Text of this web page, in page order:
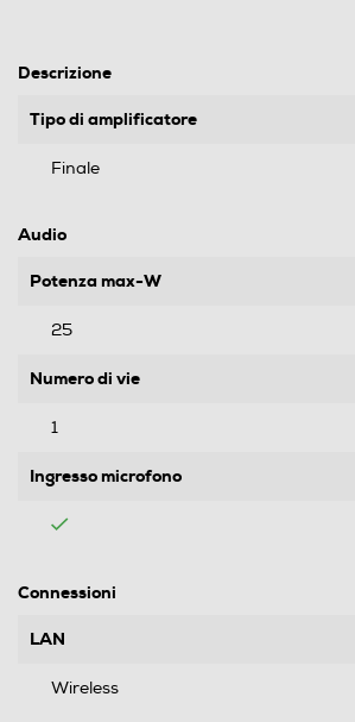
Descrizione
Tipo di amplificatore
Finale
Audio
Potenza max-W
25
Numero di vie
1
Ingresso microfono
Connessioni
LAN
Wireless